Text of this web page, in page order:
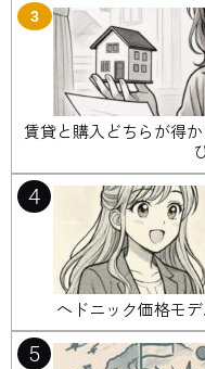
3
賃貸と購入どちらが得
4
ヘドニック価格モ
5